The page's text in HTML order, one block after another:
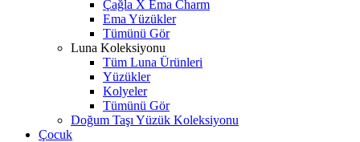
Çağla X Ema Charm
Ema Yüzükler
Tümünü Gör
Luna Koleksiyonu
Tüm Luna Ürünleri
Yüzükler
Kolyeler
Tümünü Gör
Doğum Taşı Yüzük Koleksiyonu
Çocuk